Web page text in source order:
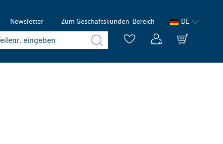
Newsletter Zum Geschäftskunden-Bereich DE